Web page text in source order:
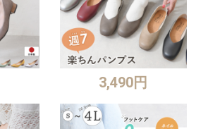
3,490円